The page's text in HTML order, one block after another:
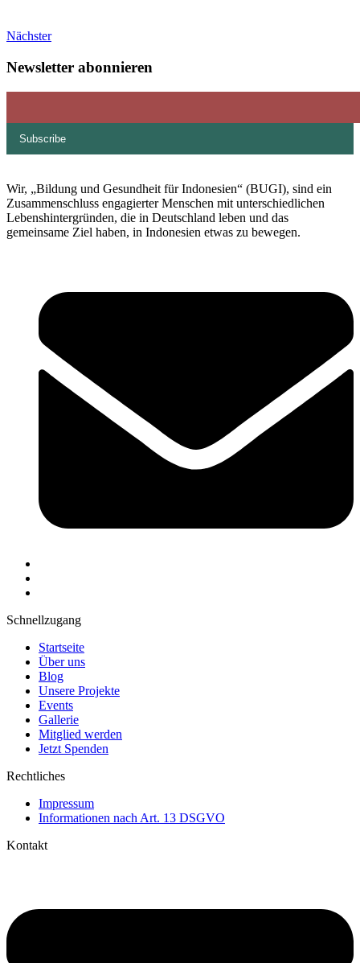
Nächster
Newsletter abonnieren
Wir, „Bildung und Gesundheit für Indonesien“ (BUGI), sind ein
Zusammenschluss engagierter Menschen mit unterschiedlichen
Lebenshintergründen, die in Deutschland leben und das
gemeinsame Ziel haben, in Indonesien etwas zu bewegen.
Schnellzugang
Startseite
Über uns
Blog
Unsere Projekte
Events
Gallerie
Mitglied werden
Jetzt Spenden
Rechtliches
Impressum
Informationen nach Art. 13 DSGVO
Kontakt